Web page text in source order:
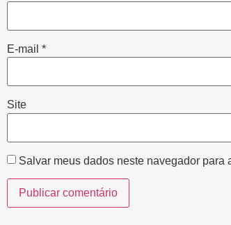
E-mail *
Site
Salvar meus dados neste navegador para